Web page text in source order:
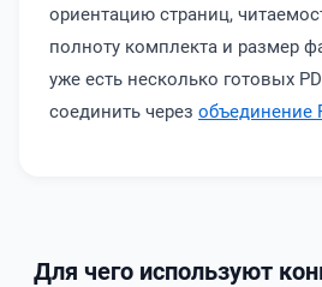
ориентацию страниц,
полноту комплекта и размер
уже есть несколько готовых
соединить через объединение
Для чего используют